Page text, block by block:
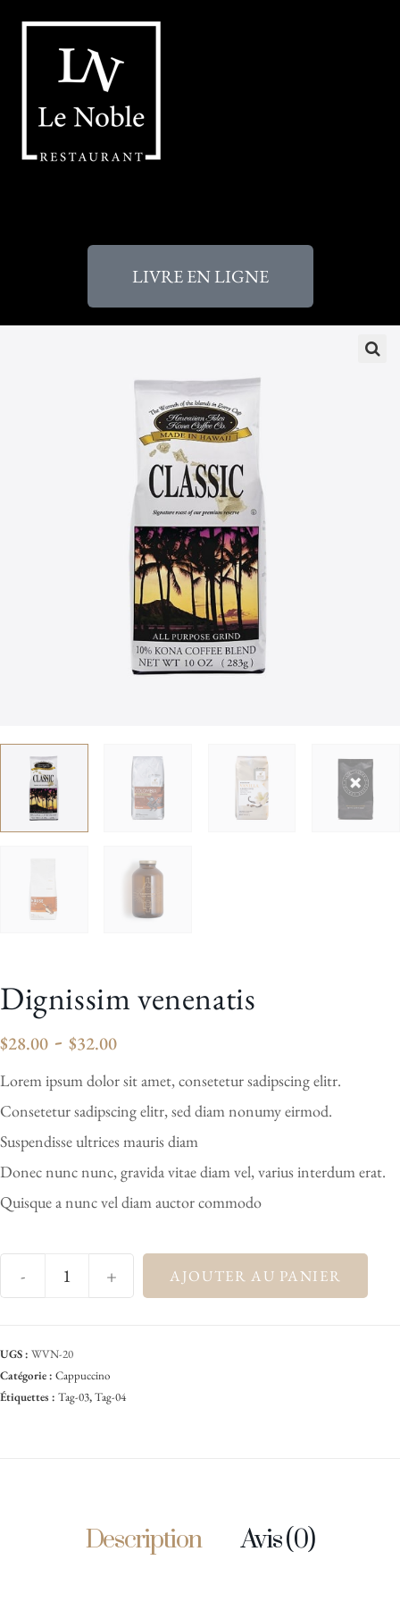
LIVRE EN LIGNE
Dignissim venenatis
$28.00 - $32.00
Lorem ipsum dolor sit amet, consetetur sadipscing elitr.
Consetetur sadipscing elitr, sed diam nonumy eirmod.
Suspendisse ultrices mauris diam
Donec nunc nunc, gravida vitae diam vel, varius interdum erat.
Quisque a nunc vel diam auctor commodo
- + AJOUTER AU PANIER
UGS : WVN-20
Catégorie : Cappuccino
Étiquettes : Tag-03,Tag-04
Description Avis (0)